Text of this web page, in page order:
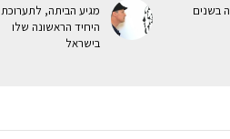
בשנים
מגיע הביתה, לתערוכת
היחיד הראשונה שלו
בישראל